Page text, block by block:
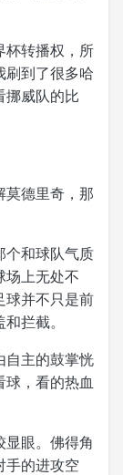
杯转播权，所
刷到了很多哈
挪威队的比
莫德里奇，那
个和球队气质
场上无处不
球并不只是前
拦截。
自主的鼓掌恍
，看的热血
显眼。佛得角
手的进攻空